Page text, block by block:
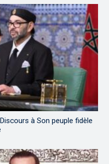
à Son peuple fidèle